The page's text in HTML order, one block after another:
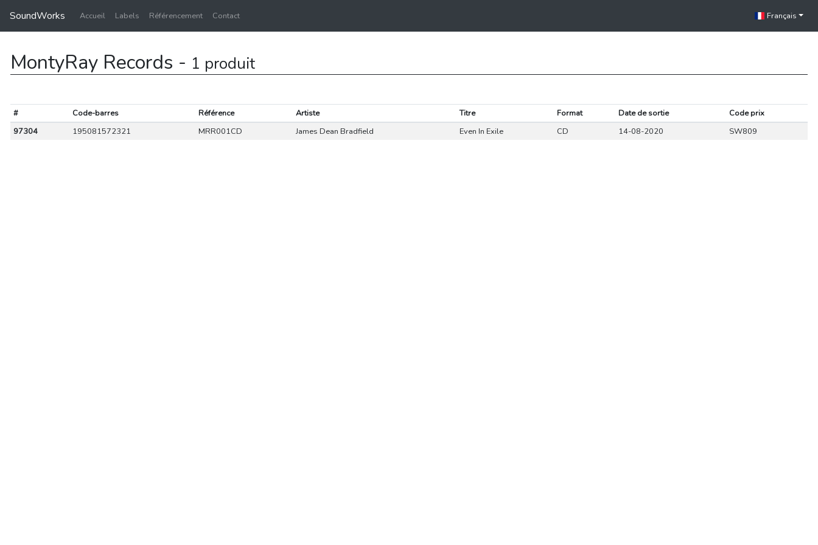
SoundWorks Accueil Labels Référencement Contact Français
MontyRay Records - 1 produit
# Code-barres Référence Artiste Titre Format Date de sortie
Code prix
97304
195081572321 MRR001CD James Dean Bradfield Even In Exile CD 14-08-2020 SW809